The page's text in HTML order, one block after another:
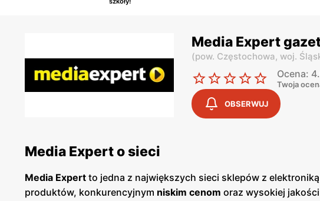
Media Expert
(pow. Częstochowa, woj.
Ocena:
Twoja
OBSERWUJ
Media Expert o sieci
Media Expert to jedna z największych sieci sklepów z
produktów, konkurencyjnym niskim cenom oraz wysokiej